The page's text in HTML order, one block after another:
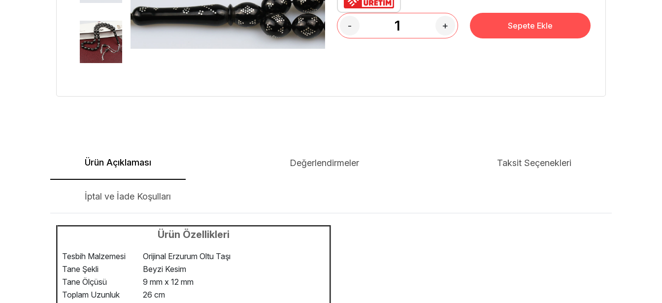
- + Sepete Ekle
Ürün Açıklaması Değerlendirmeler Taksit Seçenekleri
İptal ve İade Koşulları
Ürün Özellikleri
Tesbih Malzemesi
Orijinal Erzurum Oltu Taşı
Tane Şekli
Beyzi Kesim
Tane Ölçüsü
9 mm x 12 mm
Toplam Uzunluk
26 cm